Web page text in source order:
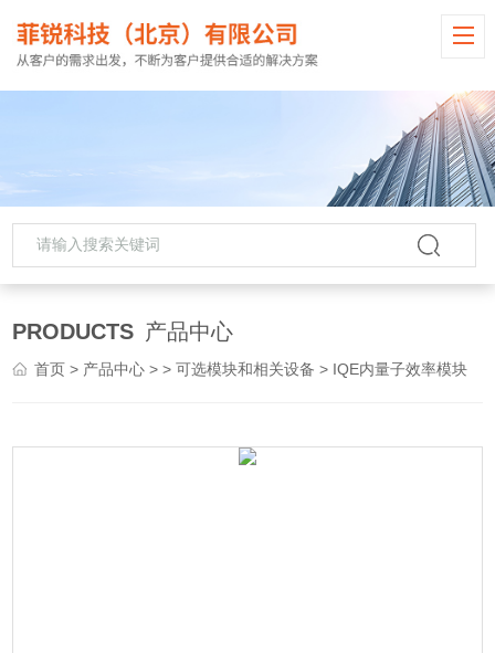
PRODUCTS 产品中心
首页 > 产品中心 > >可选模块和相关设备 > IQE内量子效率模块